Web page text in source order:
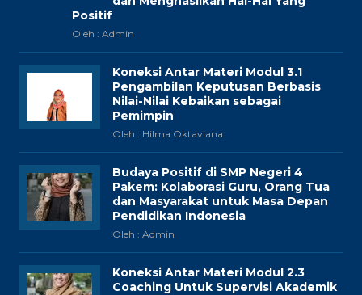
Positif
Oleh : Admin
Koneksi Antar Materi Modul 3.1
Pengambilan Keputusan Berbasis
Nilai-Nilai Kebaikan sebagai
Pemimpin
Oleh : Hilma Oktaviana
Budaya Positif di SMP Negeri 4
Pakem: Kolaborasi Guru, Orang Tua
dan Masyarakat untuk Masa Depan
Pendidikan Indonesia
Oleh : Admin
Koneksi Antar Materi Modul 2.3
Coaching Untuk Supervisi Akademik